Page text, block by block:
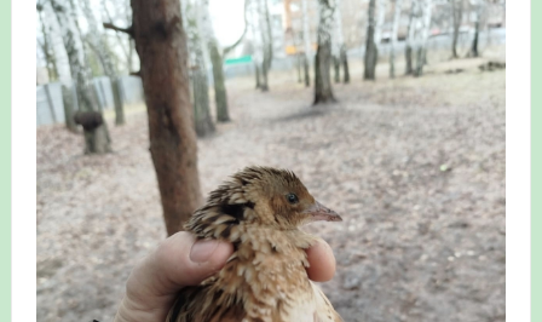
кольца
Итоги акции «Весенняя перекличка-2026» в
Республике Башкортостан
«Весенняя перекличка-2026» — 21-31 мая 2026
Мероприятие для ребят из дневного лагеря центра
олимпиадного движения «Аврора»
Фотофиксация и осмотр птенцов сапсанов на крыше